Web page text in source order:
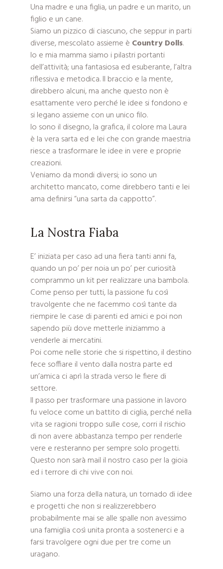
Una madre e una figlia, un padre e un marito, un
figlio e un cane.
Siamo un pizzico di ciascuno, che seppur in parti
diverse, mescolato assieme è Country Dolls.
Io e mia mamma siamo i pilastri portanti
dell’attività; una fantasiosa ed esuberante, l’altra
riflessiva e metodica. Il braccio e la mente,
direbbero alcuni, ma anche questo non è
esattamente vero perché le idee si fondono e
si legano assieme con un unico filo.
Io sono il disegno, la grafica, il colore ma Laura
è la vera sarta ed e lei che con grande maestria
riesce a trasformare le idee in vere e proprie
creazioni.
Veniamo da mondi diversi; io sono un
architetto mancato, come direbbero tanti e lei
ama definirsi “una sarta da cappotto”.
La Nostra Fiaba
E’ iniziata per caso ad una fiera tanti anni fa,
quando un po’ per noia un po’ per curiosità
comprammo un kit per realizzare una bambola.
Come penso per tutti, la passione fu così
travolgente che ne facemmo così tante da
riempire le case di parenti ed amici e poi non
sapendo più dove metterle iniziammo a
venderle ai mercatini.
Poi come nelle storie che si rispettino, il destino
fece soffiare il vento dalla nostra parte ed
un’amica ci aprì la strada verso le fiere di
settore.
Il passo per trasformare una passione in lavoro
fu veloce come un battito di ciglia, perché nella
vita se ragioni troppo sulle cose, corri il rischio
di non avere abbastanza tempo per renderle
vere e resteranno per sempre solo progetti.
Questo non sarà mail il nostro caso per la gioia
ed i terrore di chi vive con noi.
Siamo una forza della natura, un tornado di idee
e progetti che non si realizzerebbero
probabilmente mai se alle spalle non avessimo
una famiglia così unita pronta a sostenerci e a
farsi travolgere ogni due per tre come un
uragano.